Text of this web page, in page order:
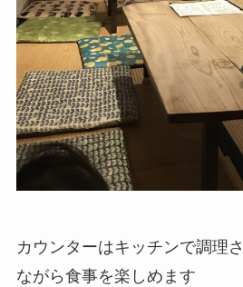
カウンターはキッチンで調理
ながら食事を楽しめます